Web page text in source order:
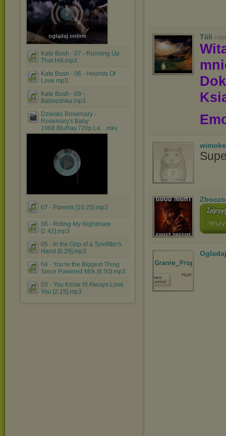
oglądaj online
Kate Bush - 07 - Running Up
That Hill.mp3
Kate Bush - 06 - Hounds Of
Love.mp3
Kate Bush - 09 -
Babooshka.mp3
Dziecko Rosemary -
Rosemary's Baby
1968.BluRay.720p.Le....mkv
07 - Parents [10.25].mp3
06 - Riding My Nightmare
[2.42].mp3
05 - In the Grip of a Tyrefitter's
Hand [6.29].mp3
04 - You're the Biggest Thing
Since Powered Milk [8.50].mp3
03 - You Know I'll Always Love
You [2.15].mp3
Tiili